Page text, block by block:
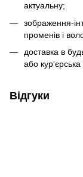
актуальну;
зображення-
променів і
доставка в
або кур'єрська
Відгуки